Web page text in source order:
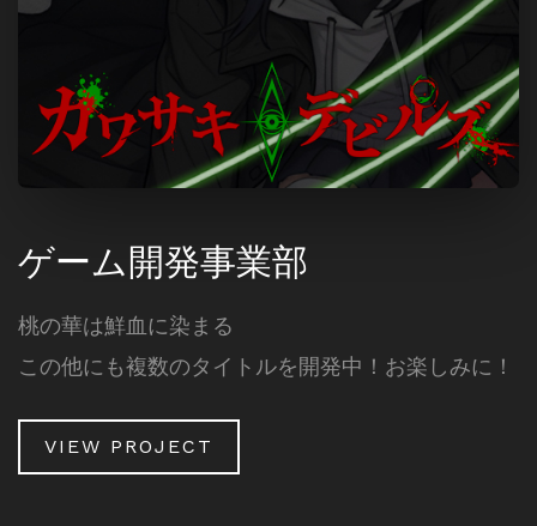
ゲーム開発事業部
桃の華は鮮血に染まる
この他にも複数のタイトルを開発中！お楽しみに！
VIEW PROJECT